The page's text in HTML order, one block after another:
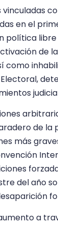
en el
política
de
como
de la
más
del año
a